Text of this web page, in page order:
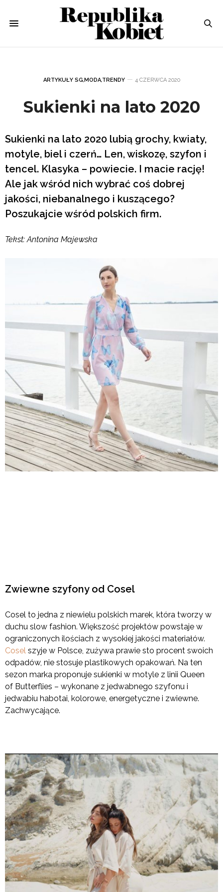
ARTYKUŁY SG,MODA,TRENDY 4 CZERWCA 2020
Sukienki na lato 2020
Sukienki na lato 2020 lubią grochy, kwiaty,
motyle, biel i czerń… Len, wiskozę, szyfon i
tencel. Klasyka – powiecie. I macie rację!
Ale jak wśród nich wybrać coś dobrej
jakości, niebanalnego i kuszącego?
Poszukajcie wśród polskich firm.
Tekst: Antonina Majewska
Zwiewne szyfony od Cosel
Cosel to jedna z niewielu polskich marek, która tworzy w
duchu slow fashion. Większość projektów powstaje w
ograniczonych ilościach z wysokiej jakości materiałów.
Cosel szyje w Polsce, zużywa prawie sto procent swoich
odpadów, nie stosuje plastikowych opakowań. Na ten
sezon marka proponuje sukienki w motyle z linii Queen
of Butterflies – wykonane z jedwabnego szyfonu i
jedwabiu habotai, kolorowe, energetyczne i zwiewne.
Zachwycające.